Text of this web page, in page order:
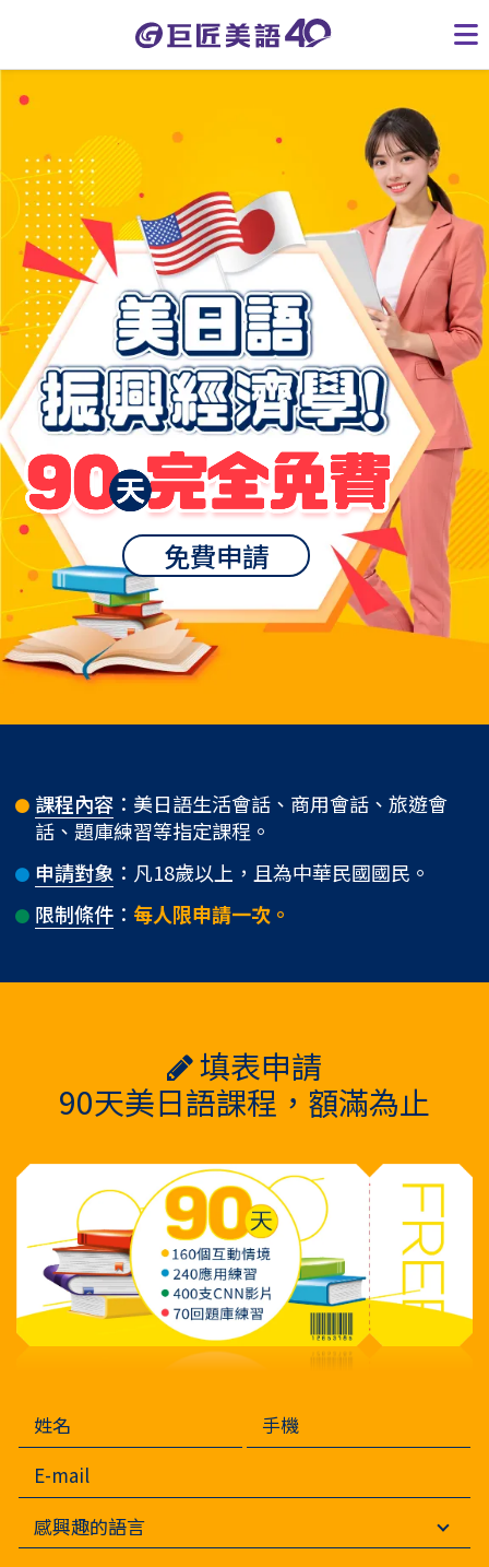
免費申請
課程內容 ：美日語生活會話、商用會話、旅遊會
話、題庫練習等指定課程。
申請對象 ：凡18歲以上，且為中華民國國民。
限制條件 ： 每人限申請一次。
填表申請
90天美日語課程，額滿為止